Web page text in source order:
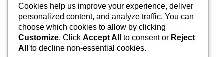
CHAUSSURES DE
SÉCURITÉ, UNE
OBLIGATION LÉGALE
Cookies help us improve your experience, deliver
personalized content, and analyze traffic. You can
choose which cookies to allow by clicking
Customize. Click Accept All to consent or Reject
All
to decline non-essential cookies.